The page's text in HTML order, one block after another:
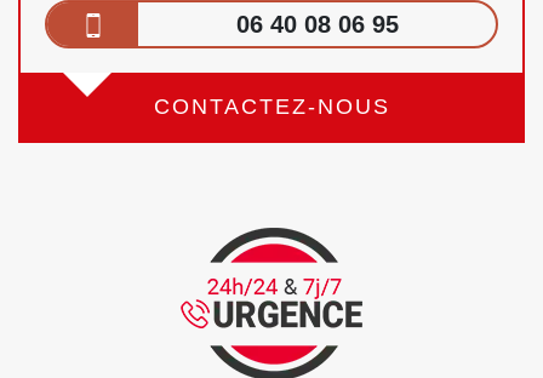
06 40 08 06 95
CONTACTEZ-NOUS